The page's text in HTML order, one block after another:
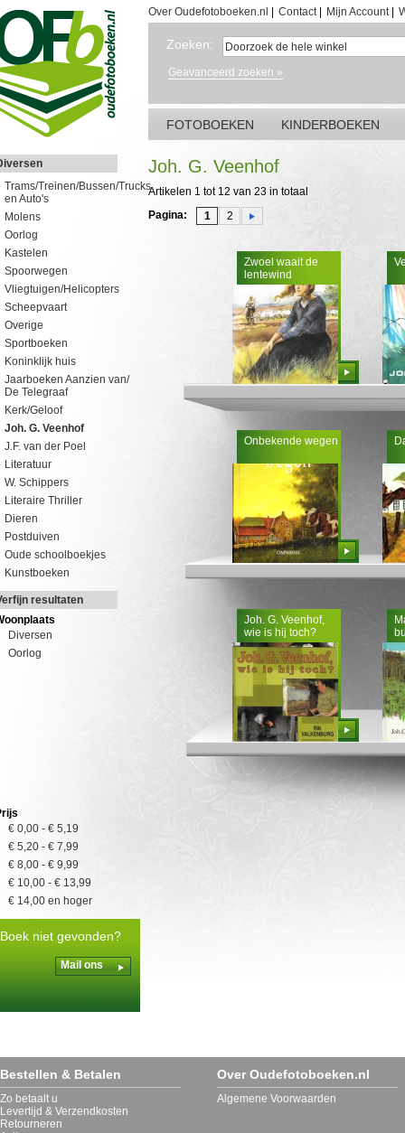
Over Oudefotoboeken.nl Contact| Mijn Account|
Zoeken:
Geavanceerd zoeken »
FOTOBOEKEN KINDERBOEKEN
Trams/Treinen/Bussen/Trucks
en Auto's
Molens
Oorlog
Kastelen
Spoorwegen
Vliegtuigen/Helicopters
Scheepvaart
Overige
Sportboeken
Koninklijk huis
Jaarboeken Aanzien van/
De Telegraaf
Kerk/Geloof
Joh. G. Veenhof
J.F. van der Poel
Literatuur
W. Schippers
Literaire Thriller
Dieren
Postduiven
Oude schoolboekjes
Kunstboeken
resultaten
Diversen
Oorlog
€ 0,00 - € 5,19
€ 5,20 - € 7,99
€ 8,00 - € 9,99
€ 10,00 - € 13,99
€ 14,00 en hoger
Boek niet gevonden?
Mail ons
Joh. G. Veenhof
Artikelen 1 tot 12 van 23 in totaal
Pagina:
1 2
Zwoel waait de
lentewind
Bestellen
Onbekende wegen
Bestellen
Joh. G. Veenhof,
wie is hij toch?
Bestellen
Bestellen & Betalen
Zo betaalt u
Levertijd & Verzendkosten
Retourneren
Over Oudefotoboeken.nl
Algemene Voorwaarden